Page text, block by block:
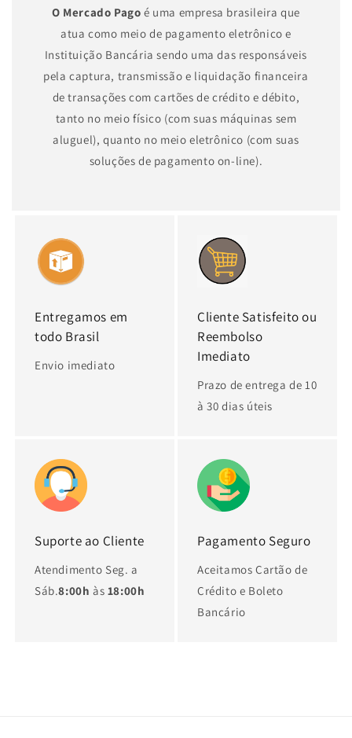
O Mercado Pagoé uma empresa brasileira que
atua como meio de pagamento eletrônico e
Instituição Bancária sendo uma das responsáveis
pela captura, transmissão e liquidação financeira
de transações com cartões de crédito e débito,
tanto no meio físico (com suas máquinas sem
aluguel), quanto no meio eletrônico (com suas
soluções de pagamento on-line).
Entregamos em
todo Brasil
Envio imediato
Cliente Satisfeito ou
Reembolso
Imediato
Prazo de entrega de 10
à 30 dias úteis
Suporte ao Cliente
Atendimento Seg. a
Sáb.8:00h às 18:00h
Pagamento Seguro
Aceitamos Cartão de
Crédito e Boleto
Bancário